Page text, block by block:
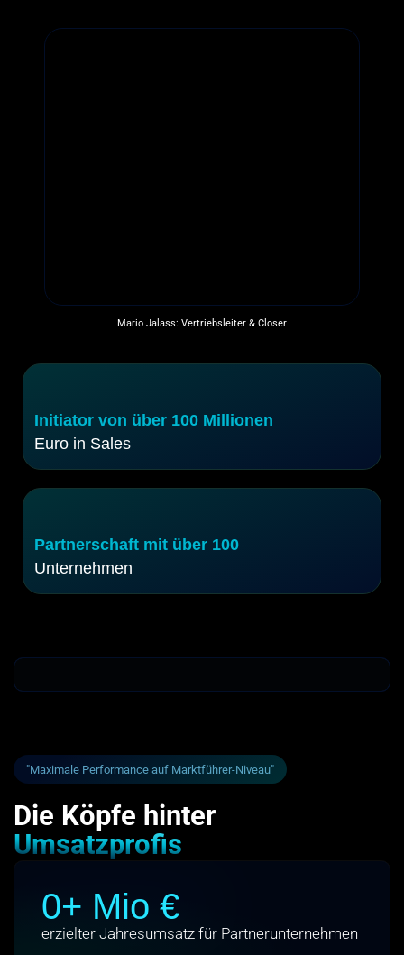
Mario Jalass: Vertriebsleiter & Closer
Initiator von über 100 Millionen
Euro in Sales
Partnerschaft mit über 100
Unternehmen
"Maximale Performance auf Marktführer-Niveau"
Die Köpfe hinter
Umsatzprofis
erzielter Jahresumsatz für Partnerunternehmen
0+ Mio €